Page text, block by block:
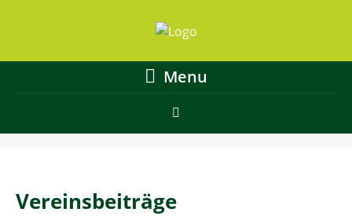
Menu
Vereinsbeiträge